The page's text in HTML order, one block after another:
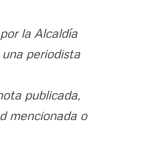
la Alcaldía
periodista
publicada,
mencionada o